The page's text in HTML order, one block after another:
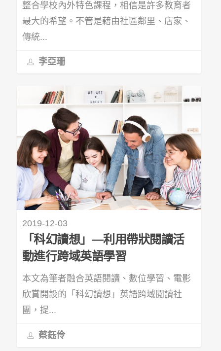
整合學校內外特色課程，相信是許多教育者
最大的希望。不管是藉由社區鄰里、店家、
傳統...
李亞珊
2019-12-03
「科幻讀想」—利用帶狀閱讀活
動進行跨域英語學習
本文為筆者融合英語閱讀、數位學習、電影
欣賞開設的「科幻讀想」英語跨域閱讀社
團，提...
蔡鈺伶